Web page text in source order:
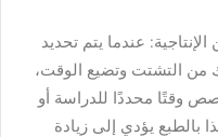
عندما يتم تحديد
من التشتت وتضيع الوقت،
وقتًا محددًا للدراسة أو
بالطبع يؤدي إلى زيادة